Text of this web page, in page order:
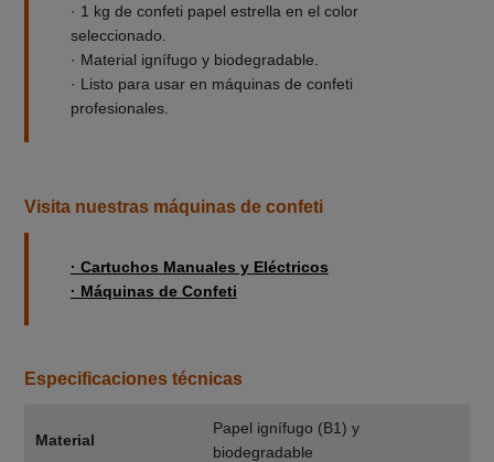
· 1 kg de confeti papel estrella en el color
seleccionado.
· Material ignífugo y biodegradable.
· Listo para usar en máquinas de confeti
profesionales.
Visita nuestras máquinas de confeti
· Cartuchos Manuales y Eléctricos
· Máquinas de Confeti
Especificaciones técnicas
Material
Papel ignífugo (B1) y
biodegradable